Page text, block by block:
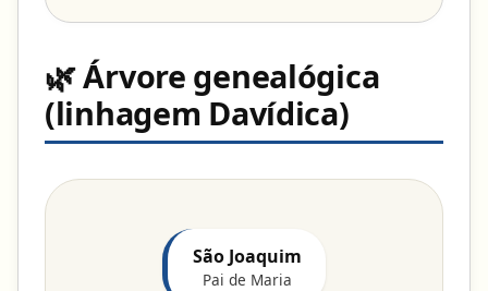
🌿 Árvore genealógica
(linhagem Davídica)
São Joaquim
Pai de Maria